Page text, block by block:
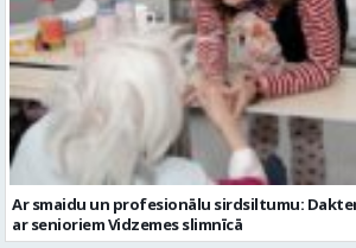
Ar smaidu un profesionālu sirdsiltumu:
ar senioriem Vidzemes slimnīcā